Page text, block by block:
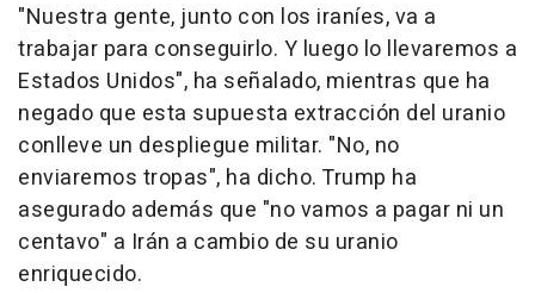
"Nuestra gente, junto con los iraníes, va a
trabajar para conseguirlo. Y luego lo llevaremos a
Estados Unidos", ha señalado, mientras que ha
negado que esta supuesta extracción del uranio
conlleve un despliegue militar. "No, no
enviaremos tropas", ha dicho. Trump ha
asegurado además que "no vamos a pagar ni un
centavo" a Irán a cambio de su uranio
enriquecido.